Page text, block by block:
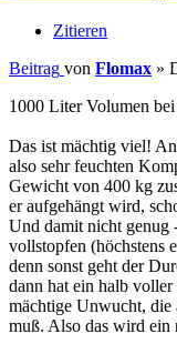
Zitieren
Beitrag von Flomax »
1000 Liter Volumen
Das ist mächtig viel!
also sehr feuchten
Gewicht von 400 kg
er aufgehängt wird,
Und damit nicht genug
vollstopfen (höchstens
denn sonst geht der
dann hat ein halb
mächtige Unwucht, die
muß. Also das wird ein